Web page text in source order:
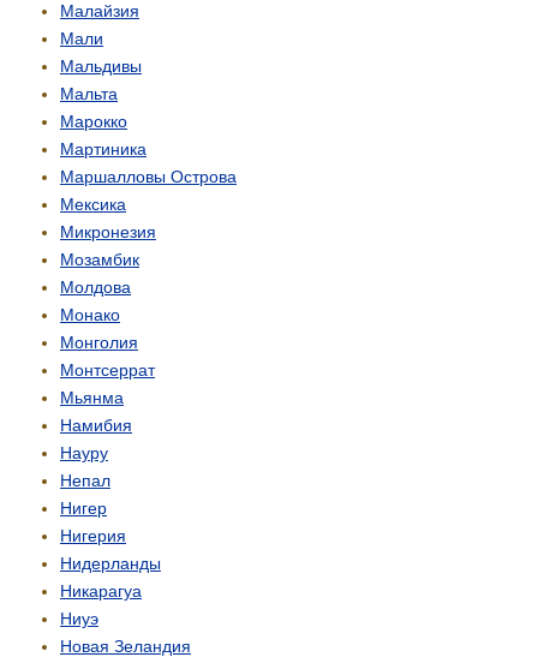
Малайзия
Мали
Мальдивы
Мальта
Марокко
Мартиника
Маршалловы Острова
Мексика
Микронезия
Мозамбик
Молдова
Монако
Монголия
Монтсеррат
Мьянма
Намибия
Науру
Непал
Нигер
Нигерия
Нидерланды
Никарагуа
Ниуэ
Новая Зеландия